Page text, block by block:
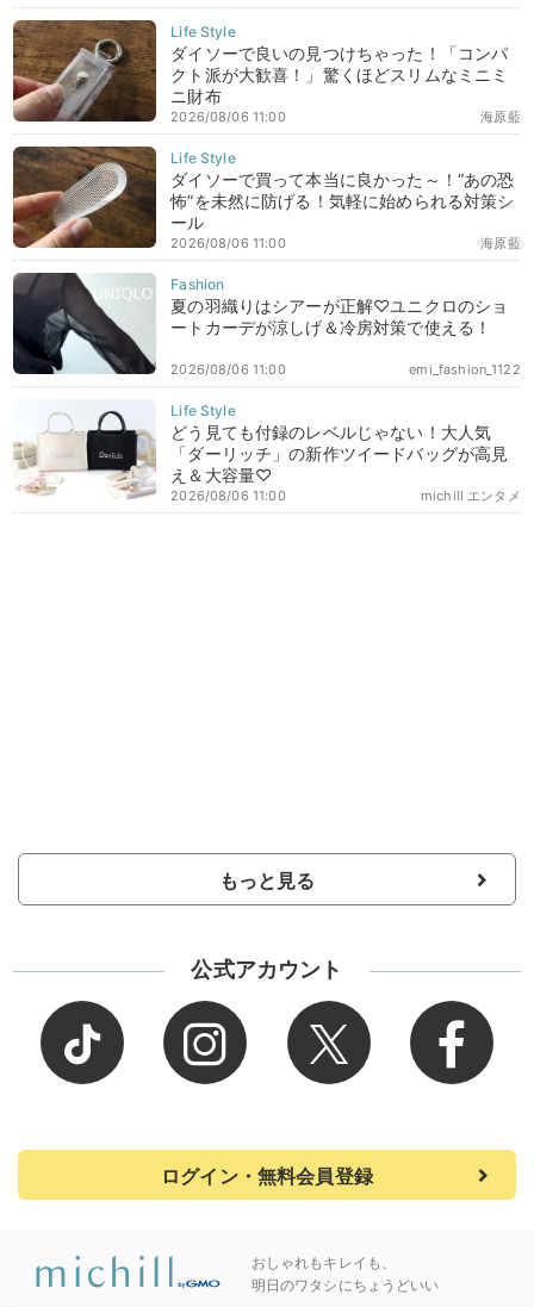
ダイソーで良いの見つけちゃった！「コンパ
クト派が大歓喜！」驚くほどスリムなミニミ
ニ財布
海原藍
2026/08/06 11:00
ダイソーで買って本当に良かった～！“あの恐
怖”を未然に防げる！気軽に始められる対策シ
ール
海原藍
2026/08/06 11:00
夏の羽織りはシアーが正解♡ユニクロのショ
ートカーデが涼しげ＆冷房対策で使える！
emi_fashion_1122
2026/08/06 11:00
どう見ても付録のレベルじゃない！大人気
「ダーリッチ」の新作ツイードバッグが高見
え＆大容量♡
michill エンタメ
2026/08/06 11:00
もっと見る
公式アカウント
ログイン・無料会員登録
おしゃれもキレイも、
明日のワタシにちょうどいい